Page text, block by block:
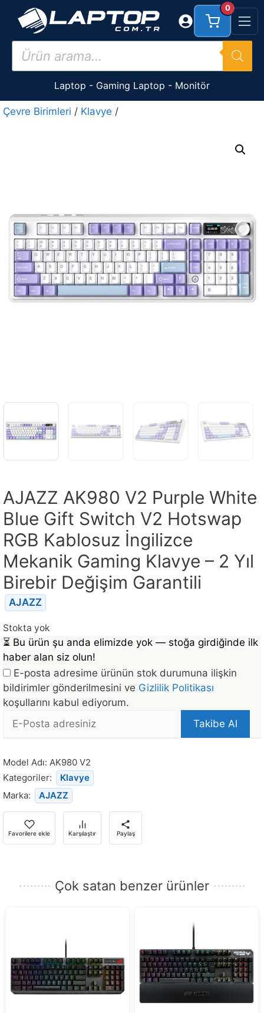
İçeriğe
Products
search
Laptop - Gaming Laptop - Monitör
0
Çevre Birimleri / Klavye /
AJAZZ AK980 V2 Purple White
Blue Gift Switch V2 Hotswap
RGB Kablosuz İngilizce
Mekanik Gaming Klavye – 2 Yıl
Birebir Değişim Garantili
AJAZZ
Stokta yok
⏳ Bu ürün şu anda elimizde yok — stoğa girdiğinde ilk
haber alan siz olun!
E-posta adresime ürünün stok durumuna ilişkin
bildirimler gönderilmesini ve Gizlilik Politikası
koşullarını kabul ediyorum.
posta
Takibe Al
ürün
stoğa
döndüğünde
bildirim
almak
için
e-
Model Adı: AK980 V2
Kategoriler:
Klavye
Marka:
AJAZZ
Favorilere ekle Karşılaştır Paylaş
Çok satan benzer ürünler